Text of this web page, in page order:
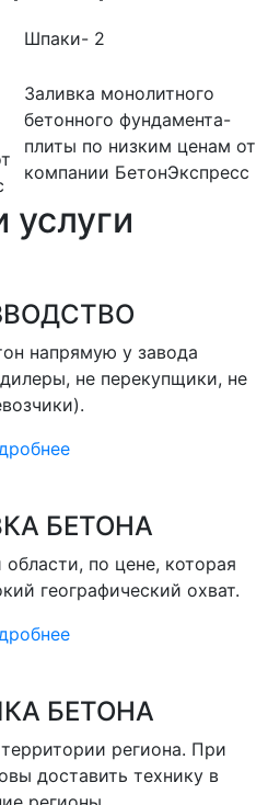
Шпаки- 2
Заливка монолитного
бетонного фундамента-
плиты по низким ценам от
компании БетонЭкспресс
напрямую у завода
не перекупщики, не
БЕТОНА
по цене, которая
географический охват.
БЕТОНА
региона. При
доставить технику в